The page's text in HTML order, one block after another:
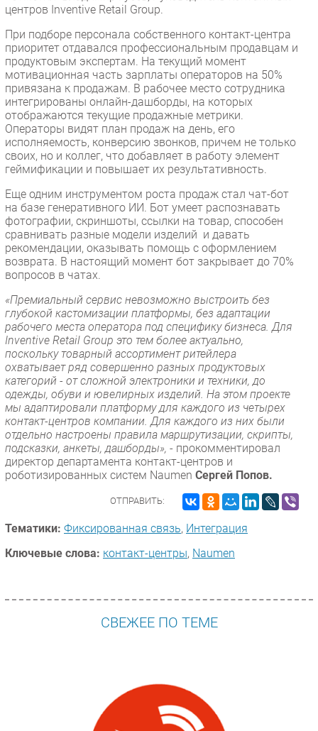
центров Inventive Retail Group.
При подборе персонала собственного контакт-центра
приоритет отдавался профессиональным продавцам и
продуктовым экспертам. На текущий момент
мотивационная часть зарплаты операторов на 50%
привязана к продажам. В рабочее место сотрудника
интегрированы онлайн-дашборды, на которых
отображаются текущие продажные метрики.
Операторы видят план продаж на день, его
исполняемость, конверсию звонков, причем не только
своих, но и коллег, что добавляет в работу элемент
геймификации и повышает их результативность.
Еще одним инструментом роста продаж стал чат-бот
на базе генеративного ИИ. Бот умеет распознавать
фотографии, скриншоты, ссылки на товар, способен
сравнивать разные модели изделий и давать
рекомендации, оказывать помощь с оформлением
возврата. В настоящий момент бот закрывает до 70%
вопросов в чатах.
«Премиальный сервис невозможно выстроить без
глубокой кастомизации платформы, без адаптации
рабочего места оператора под специфику бизнеса. Для
Inventive Retail Group это тем более актуально,
поскольку товарный ассортимент ритейлера
охватывает ряд совершенно разных продуктовых
категорий - от сложной электроники и техники, до
одежды, обуви и ювелирных изделий. На этом проекте
мы адаптировали платформу для каждого из четырех
контакт-центров компании. Для каждого из них были
отдельно настроены правила маршрутизации, скрипты,
подсказки, анкеты, дашборды», - прокомментировал
директор департамента контакт-центров и
роботизированных систем Naumen Сергей Попов.
ОТПРАВИТЬ:
Тематики: Фиксированная связь, Интеграция
Ключевые слова: контакт-центры, Naumen
СВЕЖЕЕ ПО ТЕМЕ